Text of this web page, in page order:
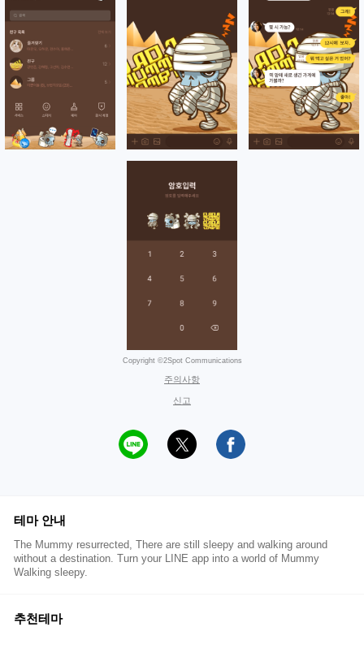
Copyright ©2Spot Communications
주의사항
신고
테마 안내
The Mummy resurrected, There are still sleepy and walking around
without a destination. Turn your LINE app into a world of Mummy
Walking sleepy.
추천테마